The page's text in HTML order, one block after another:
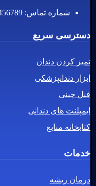
شماره تماس: 021123456789
دسترسی سریع
تمیز کردن دندان
ابزار دندانپزشکی
فنل چینی
ایمپلنت های دندانی
کتابخانه منابع
خدمات
درمان ریشه